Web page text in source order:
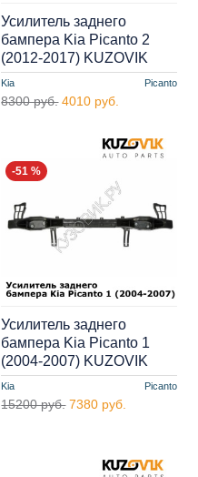
Kia Picanto
Усилитель заднего
бампера Kia Picanto 2
(2012-2017) KUZOVIK
8300 руб. 4010 руб.
-51 %
Kia Picanto
Усилитель заднего
бампера Kia Picanto 1
(2004-2007) KUZOVIK
15200 руб. 7380 руб.